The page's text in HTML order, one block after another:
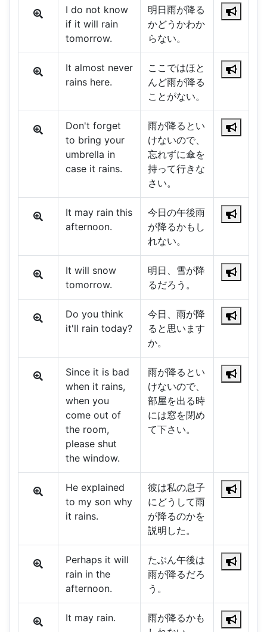
I do not know
if it will rain
tomorrow.
明日雨が降る
かどうかわか
らない。
It almost never
rains here.
ここではほと
んど雨が降る
ことがない。
Don't forget
to bring your
umbrella in
case it rains.
雨が降るとい
けないので、
忘れずに傘を
持って行きな
さい。
It may rain this
afternoon.
今日の午後雨
が降るかもし
れない。
It will snow
tomorrow.
明日、雪が降
るだろう。
Do you think
it'll rain today?
今日、雨が降
ると思います
か。
Since it is bad
when it rains,
when you
come out of
the room,
please shut
the window.
雨が降るとい
けないので、
部屋を出る時
には窓を閉め
て下さい。
He explained
to my son why
it rains.
彼は私の息子
にどうして雨
が降るのかを
説明した。
Perhaps it will
rain in the
afternoon.
たぶん午後は
雨が降るだろ
う。
It may rain.
雨が降るかも